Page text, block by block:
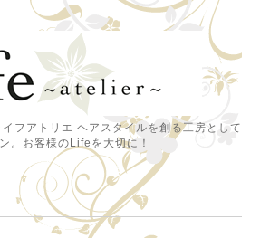
フアトリエ ヘアスタイルを創る工房として
。お客様のLifeを大切に！